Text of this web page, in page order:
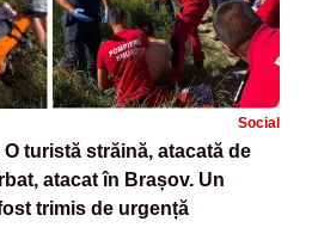
Social
turistă străină, atacată de
atacat în Brașov. Un
trimis de urgență